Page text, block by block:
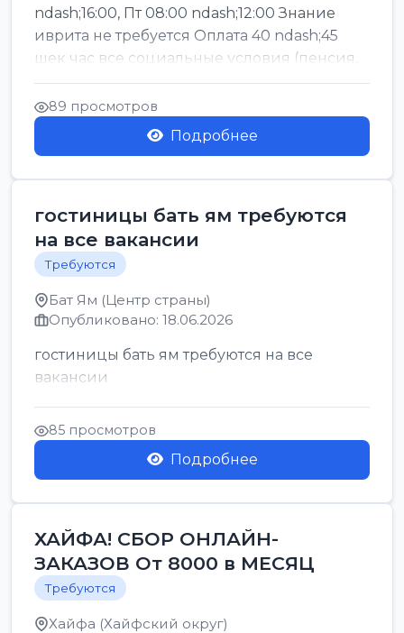
ndash;16:00, Пт 08:00 ndash;12:00 Знание
иврита не требуется Оплата 40 ndash;45
шек час все социальные условия (пенсия,
керен ишт...
89 просмотров
Подробнее
гостиницы бать ям требуются
на все вакансии
Требуются
Бат Ям (Центр страны)
Опубликовано: 18.06.2026
гостиницы бать ям требуются на все
вакансии
85 просмотров
Подробнее
ХАЙФА! СБОР ОНЛАЙН-
ЗАКАЗОВ От 8000 в МЕСЯЦ
Требуются
Хайфа (Хайфский округ)